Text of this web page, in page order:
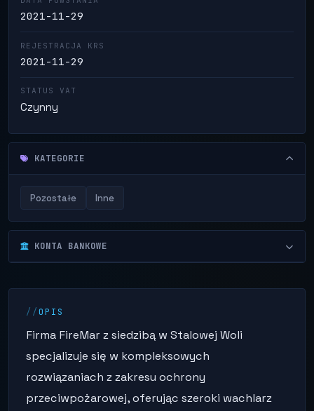
2021-11-29
REJESTRACJA KRS
2021-11-29
STATUS VAT
Czynny
KATEGORIE
Pozostałe Inne
KONTA BANKOWE
OPIS
Firma FireMar z siedzibą w Stalowej Woli
specjalizuje się w kompleksowych
rozwiązaniach z zakresu ochrony
przeciwpożarowej, oferując szeroki wachlarz